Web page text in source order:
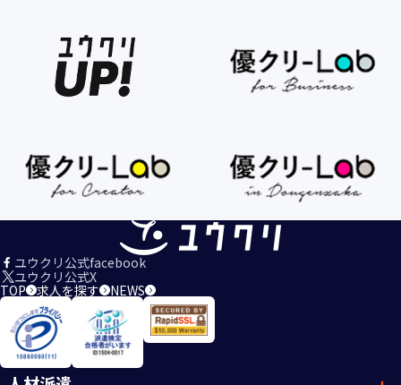
ユウクリ公式facebook
ユウクリ公式X
TOP 求人を探す NEWS